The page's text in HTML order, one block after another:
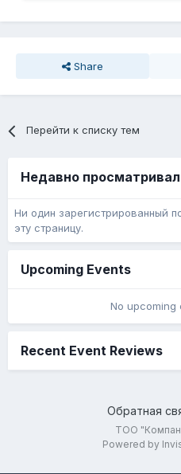
Share
Перейти к списку тем
Недавно
Ни один зарегистрированный
эту страницу.
Upcoming Events
No upcoming
Recent Event Reviews
Обратная
ТОО
Powered by